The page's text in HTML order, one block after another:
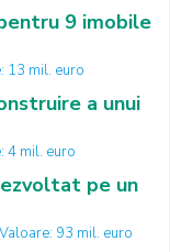
9 imobile
13 mil. euro
a unui
4 mil. euro
pe un
93 mil. euro